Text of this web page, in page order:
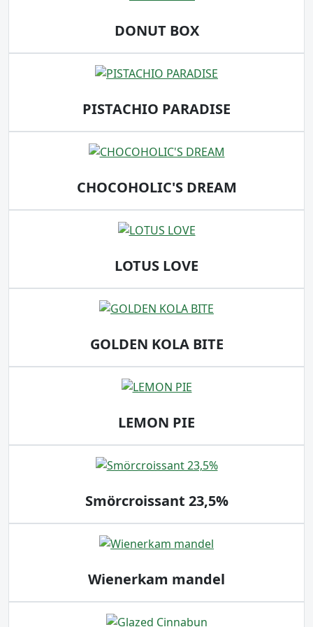
DONUT BOX
PISTACHIO PARADISE
CHOCOHOLIC'S DREAM
LOTUS LOVE
GOLDEN KOLA BITE
LEMON PIE
Smörcroissant 23,5%
Wienerkam mandel